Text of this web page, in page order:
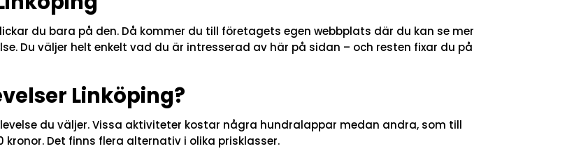
du bara på den. Då kommer du till företagets egen webbplats där du kan se mer
Du väljer helt enkelt vad du är intresserad av här på sidan – och resten fixar du på
Linköping?
du väljer. Vissa aktiviteter kostar några hundralappar medan andra, som till
kronor. Det finns flera alternativ i olika prisklasser.